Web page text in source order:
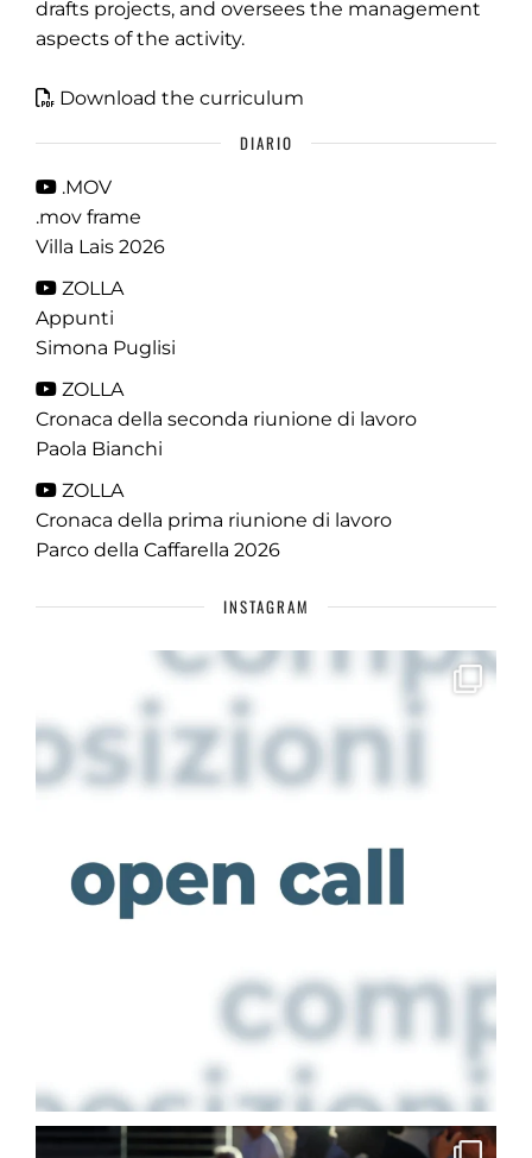
drafts projects, and oversees the management
aspects of the activity.
Download the curriculum
DIARIO
.MOV
.mov frame
Villa Lais 2026
ZOLLA
Appunti
Simona Puglisi
ZOLLA
Cronaca della seconda riunione di lavoro
Paola Bianchi
ZOLLA
Cronaca della prima riunione di lavoro
Parco della Caffarella 2026
INSTAGRAM